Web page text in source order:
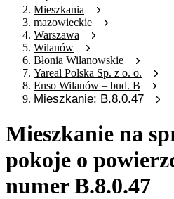
Mieszkania
mazowieckie
Warszawa
Wilanów
Błonia Wilanowskie
Yareal Polska Sp. z o. o.
Enso Wilanów – bud. B
Mieszkanie: B.8.0.47
Mieszkanie na
pokoje o
numer B.8.0.47